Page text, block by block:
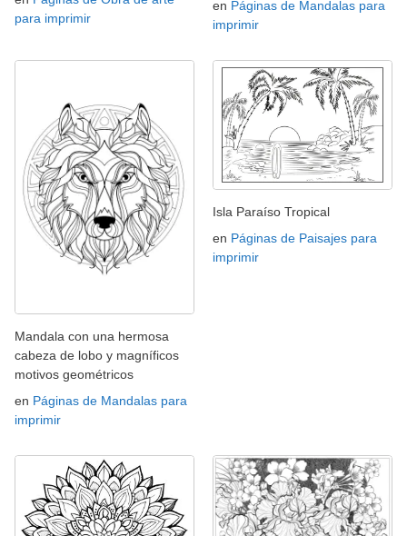
para imprimir
en Páginas de Mandalas para
imprimir
Mandala con una hermosa
cabeza de lobo y magníficos
motivos geométricos
en Páginas de Mandalas para
imprimir
Isla Paraíso Tropical
en Páginas de Paisajes para
imprimir